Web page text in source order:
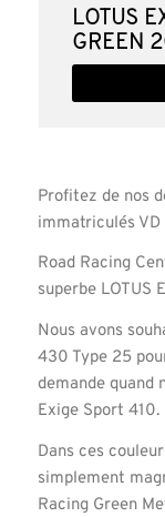
LOTUS
green
Profitez de nos
immatriculés
Road Racing
superbe LOTUS
Nous avons
430 Type 25
demande quand
Exige Sport 410.
Dans ces
simplement
Racing Green